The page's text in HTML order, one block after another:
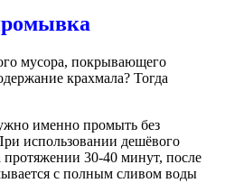
мусора, покрывающего
крахмала? Тогда
именно промыть без
использовании дешёвого
протяжении 30-40 минут, после
с полным сливом воды